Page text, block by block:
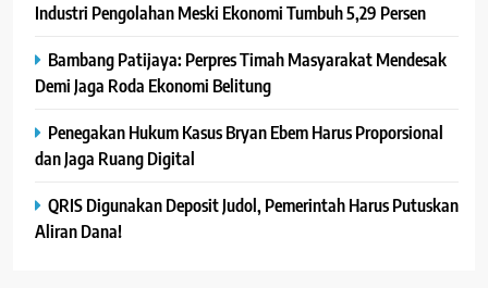
Industri Pengolahan Meski Ekonomi Tumbuh 5,29 Persen
Bambang Patijaya: Perpres Timah Masyarakat Mendesak
Demi Jaga Roda Ekonomi Belitung
Penegakan Hukum Kasus Bryan Ebem Harus Proporsional
dan Jaga Ruang Digital
QRIS Digunakan Deposit Judol, Pemerintah Harus Putuskan
Aliran Dana!